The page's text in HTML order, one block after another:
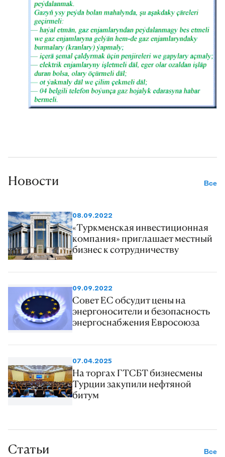
Новости Все
08.09.2022
«Туркменская инвестиционная
компания» приглашает местный
бизнес к сотрудничеству
09.09.2022
Совет ЕС обсудит цены на
энергоносители и безопасность
энергоснабжения Евросоюза
07.04.2025
На торгах ГТСБТ бизнесмены
Турции закупили нефтяной
битум
Статьи Все